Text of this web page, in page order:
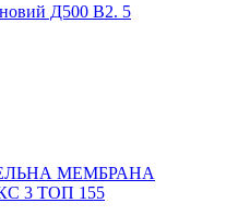
Д500 В2. 5